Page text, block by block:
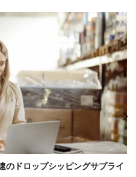
のドロップシッピングサプライ